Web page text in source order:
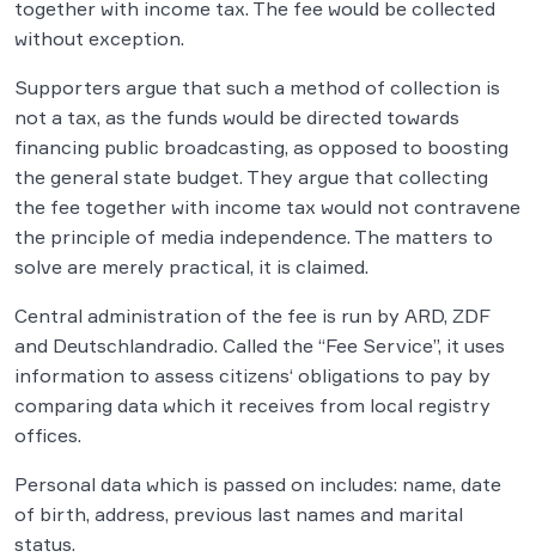
together with income tax. The fee would be collected
without exception.
Supporters argue that such a method of collection is
not a tax, as the funds would be directed towards
financing public broadcasting, as opposed to boosting
the general state budget. They argue that collecting
the fee together with income tax would not contravene
the principle of media independence. The matters to
solve are merely practical, it is claimed.
Central administration of the fee is run by ARD, ZDF
and Deutschlandradio. Called the “Fee Service”, it uses
information to assess citizens‘ obligations to pay by
comparing data which it receives from local registry
offices.
Personal data which is passed on includes: name, date
of birth, address, previous last names and marital
status.